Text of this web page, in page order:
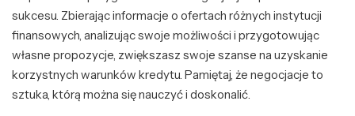
sukcesu. Zbierając informacje o ofertach różnych instytucji
finansowych, analizując swoje możliwości i przygotowując
własne propozycje, zwiększasz swoje szanse na uzyskanie
korzystnych warunków kredytu. Pamiętaj, że negocjacje to
sztuka, którą można się nauczyć i doskonalić.